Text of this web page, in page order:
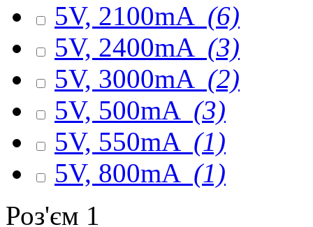
5V, 2100mA (6)
5V, 2400mA (3)
5V, 3000mA (2)
5V, 500mA (3)
5V, 550mA (1)
5V, 800mA (1)
Роз'єм 1